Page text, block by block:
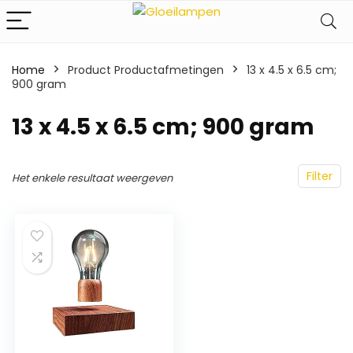
Home Product Productafmetingen
‎13 x 4.5 x 6.5 cm;
900 gram
‎13 x 4.5 x 6.5 cm; 900 gram
Filter
Het enkele resultaat weergeven